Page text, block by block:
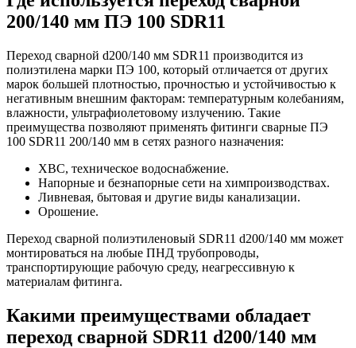
200/140 мм ПЭ 100 SDR11
Переход сварной d200/140 мм SDR11 производится из
полиэтилена марки ПЭ 100, который отличается от других
марок большей плотностью, прочностью и устойчивостью к
негативным внешним факторам: температурным колебаниям,
влажности, ультрафиолетовому излучению. Такие
преимущества позволяют применять фитинги сварные ПЭ
100 SDR11 200/140 мм в сетях разного назначения:
ХВС, техническое водоснабжение.
Напорные и безнапорные сети на химпроизводствах.
Ливневая, бытовая и другие виды канализации.
Орошение.
Переход сварной полиэтиленовый SDR11 d200/140 мм может
монтироваться на любые ПНД трубопроводы,
транспортирующие рабочую среду, неагрессивную к
материалам фитинга.
Какими преимуществами обладает
переход сварной SDR11 d200/140 мм